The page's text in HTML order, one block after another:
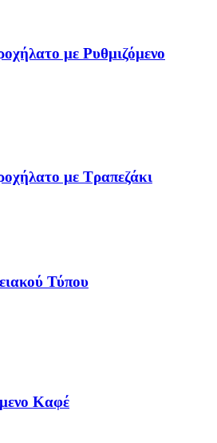
με Ρυθμιζόμενο
με Τραπεζάκι
Τύπου
Καφέ